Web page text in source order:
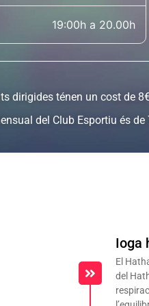
19:00h a 20.00h
dirigides ténen un cost de
del Club Esportiu és
Ioga
El
del